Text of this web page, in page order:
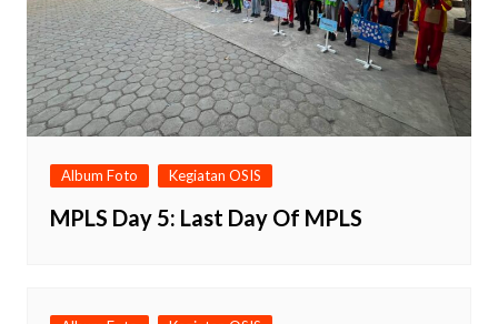
Album Foto Kegiatan OSIS
MPLS Day 5: Last Day Of MPLS